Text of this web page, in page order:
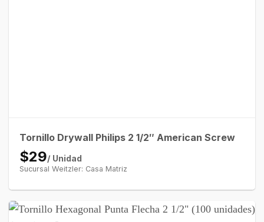
Tornillo Drywall Philips 2 1/2″ American Screw
$29/ Unidad
Sucursal Weitzler: Casa Matriz